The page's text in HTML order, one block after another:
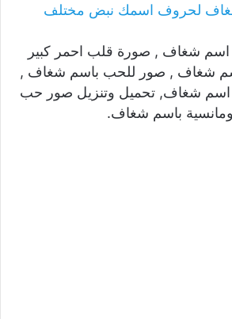
لحروف اسمك نبض مختلف
اسم شغاف , صورة قلب احمر كبير
شغاف , صور للحب باسم شغاف ,
اسم شغاف, تحميل وتنزيل صور حب
باسم شغاف.